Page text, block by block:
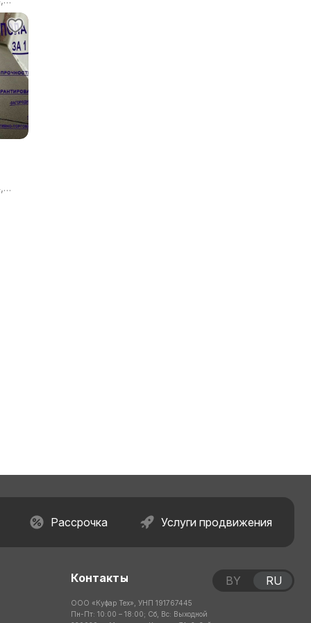
Рассрочка Услуги продвижения
Контакты
ООО «Куфар Тех», УНП 191767445
Пн-Пт: 10:00 – 18:00; Сб, Вс: Выходной
BY RU